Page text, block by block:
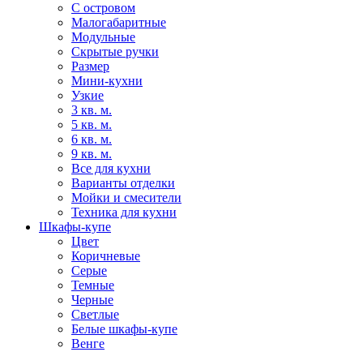
С островом
Малогабаритные
Модульные
Скрытые ручки
Размер
Мини-кухни
Узкие
3 кв. м.
5 кв. м.
6 кв. м.
9 кв. м.
Все для кухни
Варианты отделки
Мойки и смесители
Техника для кухни
Шкафы-купе
Цвет
Коричневые
Серые
Темные
Черные
Светлые
Белые шкафы-купе
Венге